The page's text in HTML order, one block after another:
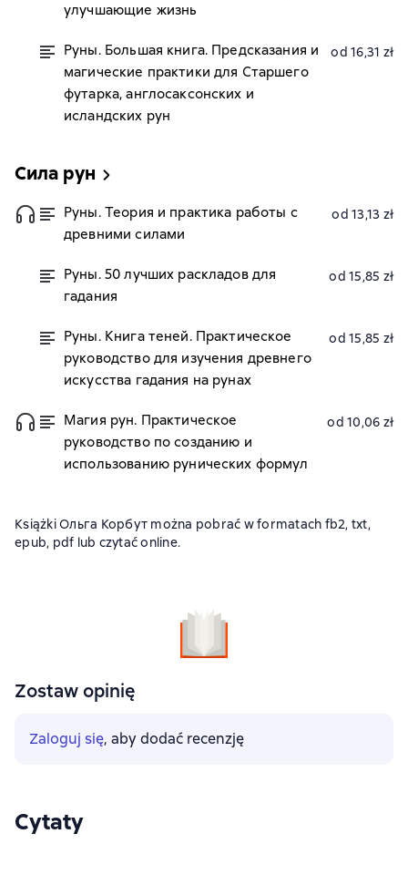
улучшающие жизнь
Руны. Большая книга. Предсказания и
магические практики для Старшего
футарка, англосаксонских и
исландских рун
od 16,31 zł
Сила рун
Руны. Теория и практика работы с
древними силами
od 13,13 zł
Руны. 50 лучших раскладов для
гадания
od 15,85 zł
Руны. Книга теней. Практическое
руководство для изучения древнего
искусства гадания на рунах
od 15,85 zł
Магия рун. Практическое
руководство по созданию и
использованию рунических формул
od 10,06 zł
Książki Ольга Корбут można pobrać w formatach fb2, txt,
epub, pdf lub czytać online.
Zostaw opinię
Zaloguj się, aby dodać recenzję
Cytaty